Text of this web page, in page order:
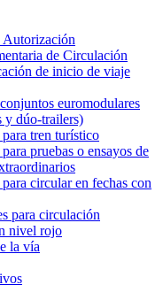
Autorización
de Circulación
de inicio de viaje
euromodulares
y dúo-trailers)
tren turístico
pruebas o ensayos de
circular en fechas con
para circulación
nivel rojo
la vía